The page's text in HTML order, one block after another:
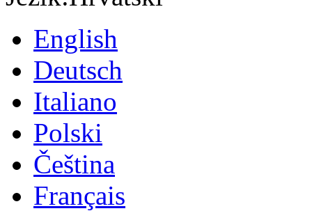
English
Deutsch
Italiano
Polski
Čeština
Français